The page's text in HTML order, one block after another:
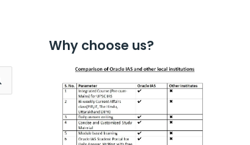
Why choose us?